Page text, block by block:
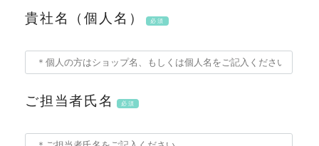
貴社名（個人名） 必須
ご担当者氏名 必須